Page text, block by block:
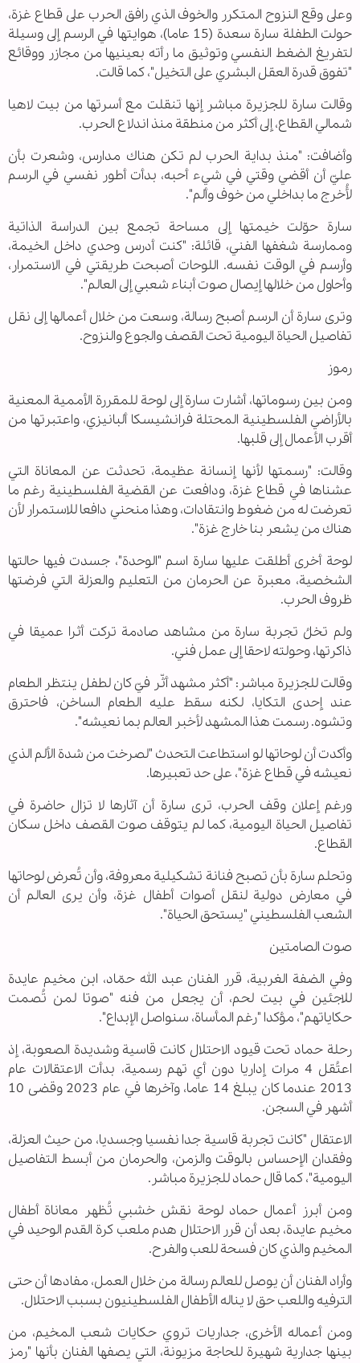
وعلى وقع النزوح المتكرر والخوف الذي رافق الحرب على قطاع غزة،
حولت الطفلة سارة سعدة (15 عاما)، هوايتها في الرسم إلى وسيلة
لتفريغ الضغط النفسي وتوثيق ما رأته بعينيها من مجازر ووقائع
"تفوق قدرة العقل البشري على التخيل"، كما قالت.
وقالت سارة للجزيرة مباشر إنها تنقلت مع أسرتها من بيت لاهيا
شمالي القطاع، إلى أكثر من منطقة منذ اندلاع الحرب.
وأضافت: "منذ بداية الحرب لم تكن هناك مدارس، وشعرت بأن
عليّ أن أقضي وقتي في شيء أحبه، بدأت أطور نفسي في الرسم
لأُخرج ما بداخلي من خوف وألم".
سارة حوّلت خيمتها إلى مساحة تجمع بين الدراسة الذاتية
وممارسة شغفها الفني، قائلة: "كنت أدرس وحدي داخل الخيمة،
وأرسم في الوقت نفسه. اللوحات أصبحت طريقتي في الاستمرار،
وأحاول من خلالها إيصال صوت أبناء شعبي إلى العالم".
وترى سارة أن الرسم أصبح رسالة، وسعت من خلال أعمالها إلى نقل
تفاصيل الحياة اليومية تحت القصف والجوع والنزوح.
رموز
ومن بين رسوماتها، أشارت سارة إلى لوحة للمقررة الأممية المعنية
بالأراضي الفلسطينية المحتلة فرانشيسكا ألبانيزي، واعتبرتها من
أقرب الأعمال إلى قلبها.
وقالت: "رسمتها لأنها إنسانة عظيمة، تحدثت عن المعاناة التي
عشناها في قطاع غزة، ودافعت عن القضية الفلسطينية رغم ما
تعرضت له من ضغوط وانتقادات، وهذا منحني دافعا للاستمرار لأن
هناك من يشعر بنا خارج غزة".
لوحة أخرى أطلقت عليها سارة اسم "الوحدة"، جسدت فيها حالتها
الشخصية، معبرة عن الحرمان من التعليم والعزلة التي فرضتها
ظروف الحرب.
ولم تخلُ تجربة سارة من مشاهد صادمة تركت أثرا عميقا في
ذاكرتها، وحولته لاحقا إلى عمل فني.
وقالت للجزيرة مباشر: "أكثر مشهد أثّر فيّ كان لطفل ينتظر الطعام
عند إحدى التكايا، لكنه سقط عليه الطعام الساخن، فاحترق
وتشوه. رسمت هذا المشهد لأخبر العالم بما نعيشه".
وأكدت أن لوحاتها لو استطاعت التحدث "لصرخت من شدة الألم الذي
نعيشه في قطاع غزة"، على حد تعبيرها.
ورغم إعلان وقف الحرب، ترى سارة أن آثارها لا تزال حاضرة في
تفاصيل الحياة اليومية، كما لم يتوقف صوت القصف داخل سكان
القطاع.
وتحلم سارة بأن تصبح فنانة تشكيلية معروفة، وأن تُعرض لوحاتها
في معارض دولية لنقل أصوات أطفال غزة، وأن يرى العالم أن
الشعب الفلسطيني "يستحق الحياة".
صوت الصامتين
وفي الضفة الغربية، قرر الفنان عبد الله حمّاد، ابن مخيم عايدة
للاجئين في بيت لحم، أن يجعل من فنه "صوتا لمن تُصمت
حكاياتهم"، مؤكدا "رغم المأساة، سنواصل الإبداع".
رحلة حماد تحت قيود الاحتلال كانت قاسية وشديدة الصعوبة، إذ
اعتُقل 4 مرات إداريا دون أي تهم رسمية، بدأت الاعتقالات عام
2013 عندما كان يبلغ 14 عاما، وآخرها في عام 2023 وقضى 10
أشهر في السجن.
الاعتقال "كانت تجربة قاسية جدا نفسيا وجسديا، من حيث العزلة،
وفقدان الإحساس بالوقت والزمن، والحرمان من أبسط التفاصيل
اليومية"، كما قال حماد للجزيرة مباشر.
ومن أبرز أعمال حماد لوحة نقش خشبي تُظهر معاناة أطفال
مخيم عايدة، بعد أن قرر الاحتلال هدم ملعب كرة القدم الوحيد في
المخيم والذي كان فسحة للعب والفرح.
وأراد الفنان أن يوصل للعالم رسالة من خلال العمل، مفادها أن حتى
الترفيه واللعب حق لا يناله الأطفال الفلسطينيون بسبب الاحتلال.
ومن أعماله الأخرى، جداريات تروي حكايات شعب المخيم، من
بينها جدارية شهيرة للحاجة مزيونة، التي يصفها الفنان بأنها "رمز